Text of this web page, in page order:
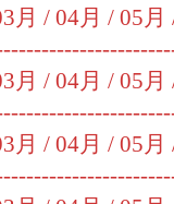
月 / 04月 / 05月
月 / 04月 / 05月
月 / 04月 / 05月